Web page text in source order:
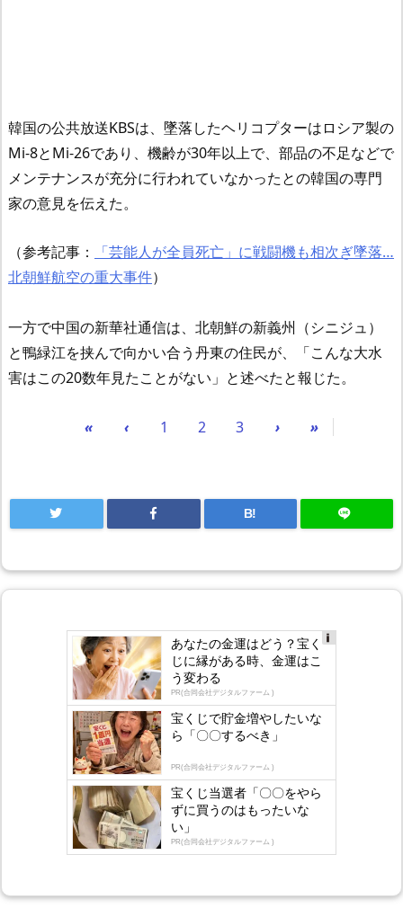
韓国の公共放送KBSは、墜落したヘリコプターはロシア製の
Mi-8とMi-26であり、機齢が30年以上で、部品の不足などで
メンテナンスが充分に行われていなかったとの韓国の専門
家の意見を伝えた。
（参考記事：
「芸能人が全員死亡」に戦闘機も相次ぎ墜落…
北朝鮮航空の重大事件）
一方で中国の新華社通信は、北朝鮮の新義州（シニジュ）
と鴨緑江を挟んで向かい合う丹東の住民が、「こんな大水
害はこの20数年見たことがない」と述べたと報じた。
« ‹ 1 2 3 › »
B!
gly
あなたの金運はどう？宝く
じに縁がある時、金運はこ
う変わる
PR(合同会社デジタルファーム )
宝くじで貯金増やしたいな
ら「〇〇するべき」
PR(合同会社デジタルファーム )
宝くじ当選者「〇〇をやら
ずに買うのはもったいな
い」
PR(合同会社デジタルファーム )